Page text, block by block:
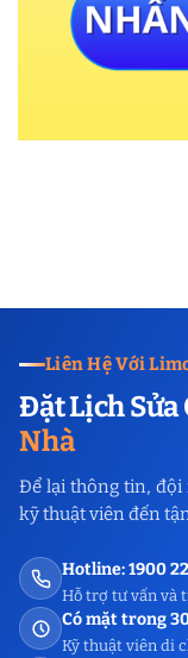
Liên Hệ Với
Đặt Lịch Sửa
Nhà
Để lại thông tin, đội
kỹ thuật viên đến
Hotline: 1900
Hỗ trợ tư vấn và
Có mặt trong
Kỹ thuật viên di